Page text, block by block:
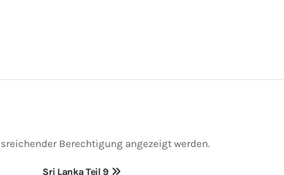
Berechtigung angezeigt werden.
Sri Lanka Teil 9